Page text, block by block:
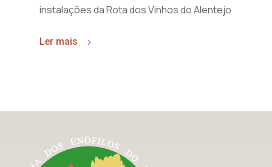
instalações da Rota dos Vinhos do Alentejo
Ler mais